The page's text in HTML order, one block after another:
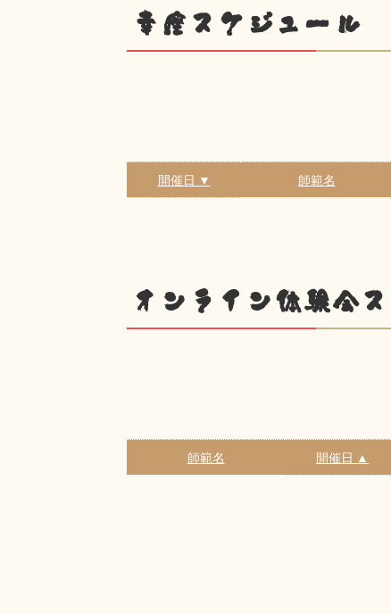
幸座スケジュール
開催日 ▼ 師範名
オンライン体験会
師範名 開催日 ▲